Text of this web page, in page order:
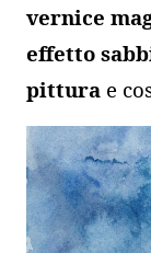
vernice
effetto
pittura e